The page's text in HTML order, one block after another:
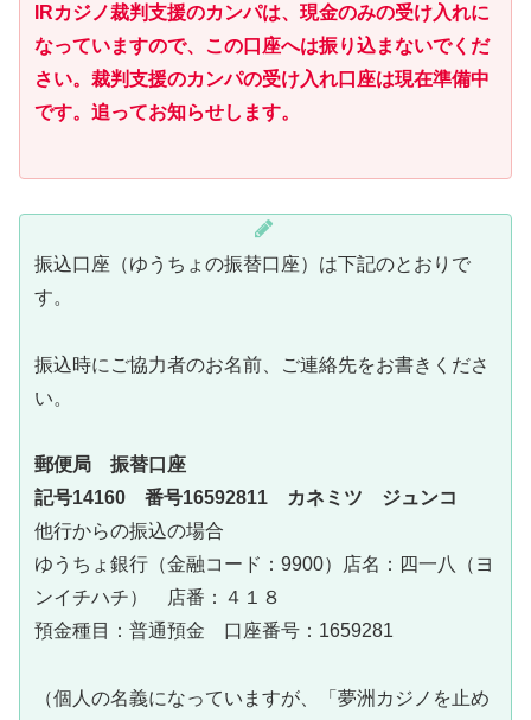
IRカジノ裁判支援のカンパは、現金のみの受け入れに
なっていますので、この口座へは振り込まないでくだ
さい。裁判支援のカンパの受け入れ口座は現在準備中
です。追ってお知らせします。
振込口座（ゆうちょの振替口座）は下記のとおりで
す。
振込時にご協力者のお名前、ご連絡先をお書きくださ
い。
郵便局 振替口座
記号14160 番号16592811 カネミツ ジュンコ
他行からの振込の場合
ゆうちょ銀行（金融コード：9900）店名：四一八（ヨ
ンイチハチ） 店番：４１８
預金種目：普通預金 口座番号：1659281
（個人の名義になっていますが、「夢洲カジノを止め